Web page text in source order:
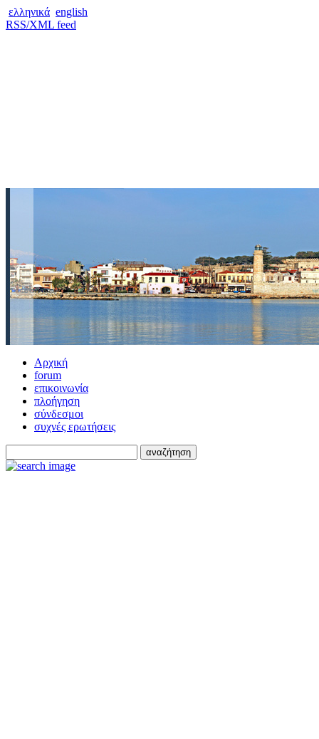
ελληνικά english
RSS/XML feed
Αρχική
forum
επικοινωνία
πλοήγηση
σύνδεσμοι
συχνές ερωτήσεις